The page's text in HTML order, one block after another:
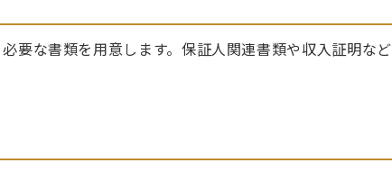
要な書類を用意します。保証人関連書類や収入証明など